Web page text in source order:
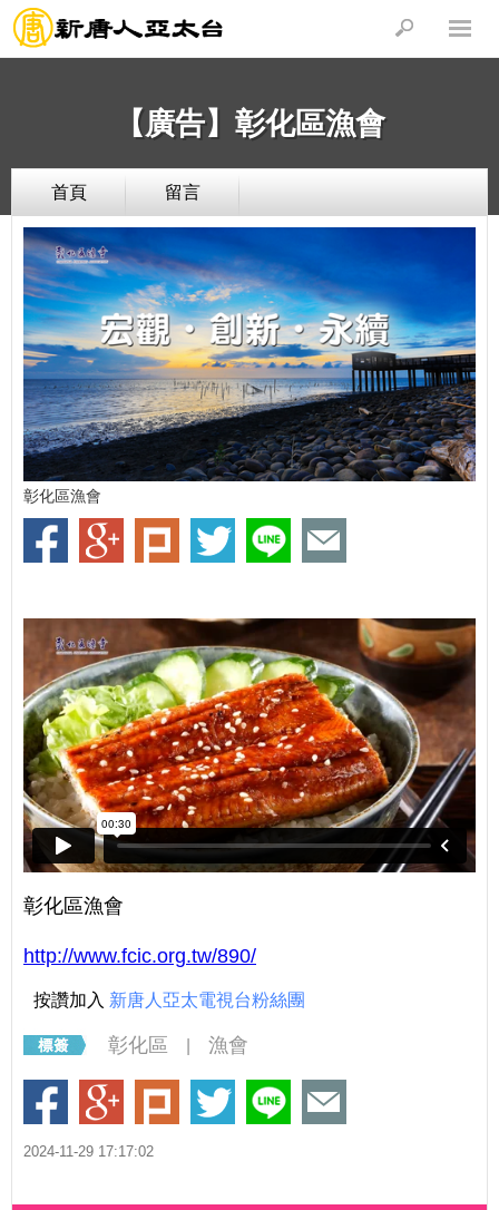
【廣告】彰化區漁會
首頁 留言
彰化區漁會
彰化區漁會
http://www.fcic.org.tw/890/
按讚加入 新唐人亞太電視台粉絲團
彰化區 漁會
2024-11-29 17:17:02